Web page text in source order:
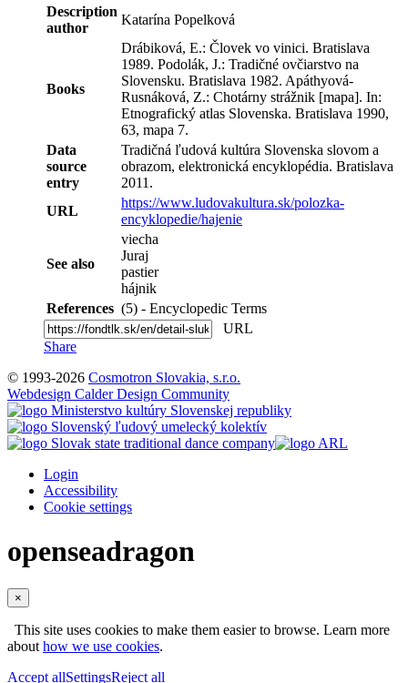
Description
author
Katarína Popelková
Books
Drábiková, E.: Človek vo vinici. Bratislava
1989. Podolák, J.: Tradičné ovčiarstvo na
Slovensku. Bratislava 1982. Apáthyová-
Rusnáková, Z.: Chotárny strážnik [mapa]. In:
Etnografický atlas Slovenska. Bratislava 1990,
63, mapa 7.
Data
source
entry
Tradičná ľudová kultúra Slovenska slovom a
obrazom, elektronická encyklopédia. Bratislava
2011.
URL
https://www.ludovakultura.sk/polozka-
encyklopedie/hajenie
See also
viecha
Juraj
pastier
hájnik
References (5) - Encyclopedic Terms
URL
Share
© 1993-2026 Cosmotron Slovakia, s.r.o.
Webdesign Calder Design Community
Login
Accessibility
Cookie settings
openseadragon
×
This site uses cookies to make them easier to browse. Learn more
about how we use cookies.
Accept allSettingsReject all